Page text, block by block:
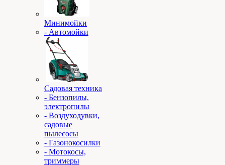
Минимойки
- Автомойки
Садовая техника
- Бензопилы,
электропилы
- Воздуходувки,
садовые
пылесосы
- Газонокосилки
- Мотокосы,
триммеры